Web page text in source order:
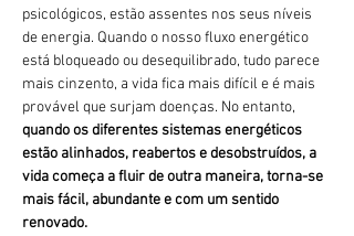
psicológicos, estão assentes nos seus níveis
de energia. Quando o nosso fluxo energético
está bloqueado ou desequilibrado, tudo parece
mais cinzento, a vida fica mais difícil e é mais
provável que surjam doenças. No entanto,
quando os diferentes sistemas energéticos
estão alinhados, reabertos e desobstruídos, a
vida começa a fluir de outra maneira, torna-se
mais fácil, abundante e com um sentido
renovado.